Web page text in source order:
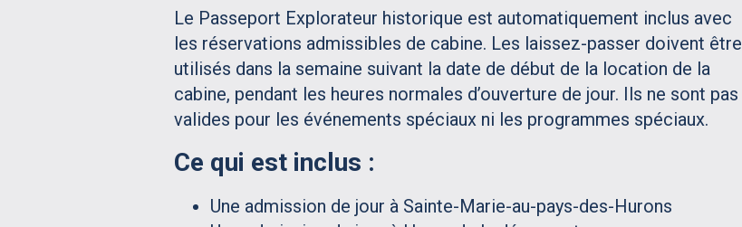
Le Passeport Explorateur historique est automatiquement inclus avec
les réservations admissibles de cabine. Les laissez-passer doivent être
utilisés dans la semaine suivant la date de début de la location de la
cabine, pendant les heures normales d’ouverture de jour. Ils ne sont pas
valides pour les événements spéciaux ni les programmes spéciaux.
Ce qui est inclus :
Une admission de jour à Sainte-Marie-au-pays-des-Hurons